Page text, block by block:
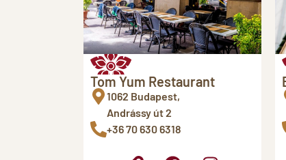
Tom Yum Restaurant
1062 Budapest,
Andrássy út 2
+36 70 630 6318